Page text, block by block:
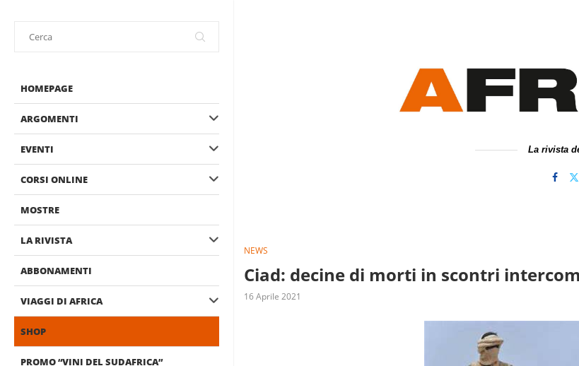
HOMEPAGE
ARGOMENTI
EVENTI
CORSI ONLINE
MOSTRE
LA RIVISTA
ABBONAMENTI
VIAGGI DI AFRICA
SHOP
PROMO “VINI DEL SUDAFRICA”
La rivista
NEWS
Ciad: decine di morti in scontri
16 Aprile 2021